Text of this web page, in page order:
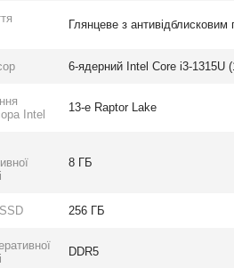
Глянцеве з антивідблисковим
6-ядерний Intel Core i3-1315U
Intel
13-е Raptor Lake
8 ГБ
256 ГБ
DDR5